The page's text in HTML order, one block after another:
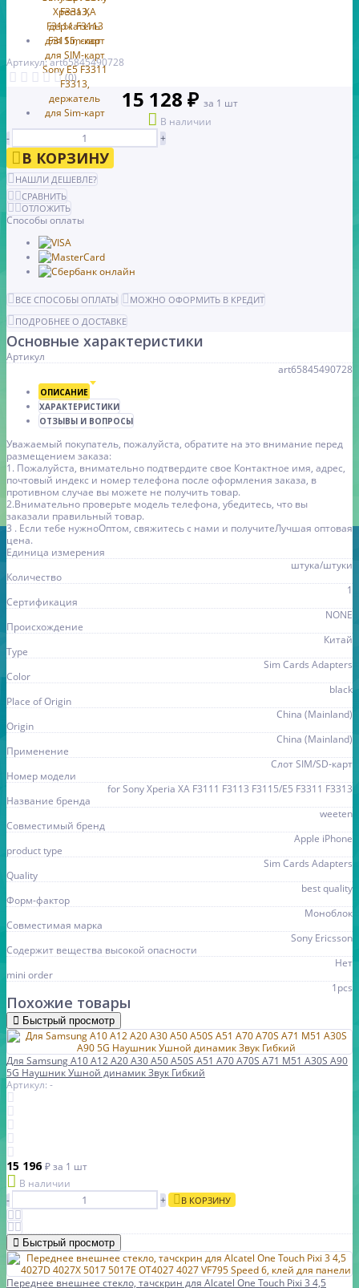
Артикул: art65845490728
(0)
15 128 ₽ за 1 шт
В наличии
-
+
В КОРЗИНУ
НАШЛИ ДЕШЕВЛЕ?
СРАВНИТЬ
ОТЛОЖИТЬ
Способы оплаты
ВСЕ СПОСОБЫ ОПЛАТЫ
МОЖНО ОФОРМИТЬ В КРЕДИТ
ПОДРОБНЕЕ О ДОСТАВКЕ
Основные характеристики
Артикул
art65845490728
ОПИСАНИЕ
ХАРАКТЕРИСТИКИ
ОТЗЫВЫ И ВОПРОСЫ
Уважаемый покупатель, пожалуйста, обратите на это внимание перед
размещением заказа:
1. Пожалуйста, внимательно подтвердите свое Контактное имя, адрес,
почтовый индекс и номер телефона после оформления заказа, в
противном случае вы можете не получить товар.
2.Внимательно проверьте модель телефона, убедитесь, что вы
заказали правильный товар.
3 . Если тебе нужноОптом, свяжитесь с нами и получитеЛучшая оптовая
цена.
Единица измерения
штука/штуки
Количество
1
Сертификация
NONE
Происхождение
Китай
Type
Sim Cards Adapters
Color
black
Place of Origin
China (Mainland)
Origin
China (Mainland)
Применение
Слот SIM/SD-карт
Номер модели
for Sony Xperia XA F3111 F3113 F3115/E5 F3311 F3313
Название бренда
weeten
Совместимый бренд
Apple iPhone
product type
Sim Cards Adapters
Quality
best quality
Форм-фактор
Моноблок
Совместимая марка
Sony Ericsson
Содержит вещества высокой опасности
Нет
mini order
1pcs
Похожие товары
Быстрый просмотр
Для Samsung A10 A12 A20 A30 A50 A50S A51 A70 A70S A71 M51 A30S A90
5G Наушник Ушной динамик Звук Гибкий
Артикул: -
15 196₽за 1 шт
В наличии
-
+ В КОРЗИНУ
Быстрый просмотр
Переднее внешнее стекло, тачскрин для Alcatel One Touch Pixi 3 4,5